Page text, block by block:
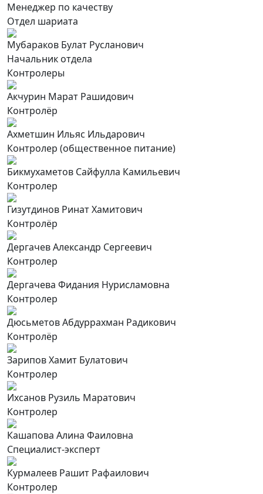
Менеджер по качеству
Отдел шариата
Мубараков Булат Русланович
Начальник отдела
Контролеры
Акчурин Марат Рашидович
Контролёр
Ахметшин Ильяс Ильдарович
Контролер (общественное питание)
Бикмухаметов Сайфулла Камильевич
Контролер
Гизутдинов Ринат Хамитович
Контролёр
Дергачев Александр Сергеевич
Контролер
Дергачева Фидания Нурисламовна
Контролер
Дюсьметов Абдуррахман Радикович
Контролёр
Зарипов Хамит Булатович
Контролер
Ихсанов Рузиль Маратович
Контролер
Кашапова Алина Фаиловна
Специалист-эксперт
Курмалеев Рашит Рафаилович
Контролер